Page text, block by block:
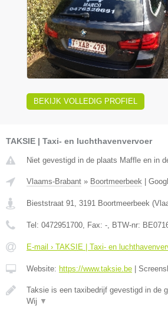
BEKIJK VOLLEDIG PROFIEL
TAKSIE | Taxi- en luchthavenvervoer
Niet gevestigd in de plaats Maffle en in
Vlaams-Brabant » Boortmeerbeek
Bieststraat 91 3191 Boortmeerbeek (
Tel: 0472951700 , Fax: - , BTW-nr:
E-mail › TAKSIE | Taxi- en
Website: https://www.taksie.be
Taksie is een taxibedrijf gevestigd in de
Wij ▼